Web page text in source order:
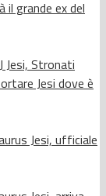
il grande ex del
Jesi, Stronati
Jesi dove è
Jesi, ufficiale